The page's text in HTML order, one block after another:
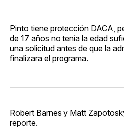
Pinto tiene protección DACA,
de 17 años no tenía la edad
una solicitud antes de que la
finalizara el programa.
Robert Barnes y Matt
reporte.